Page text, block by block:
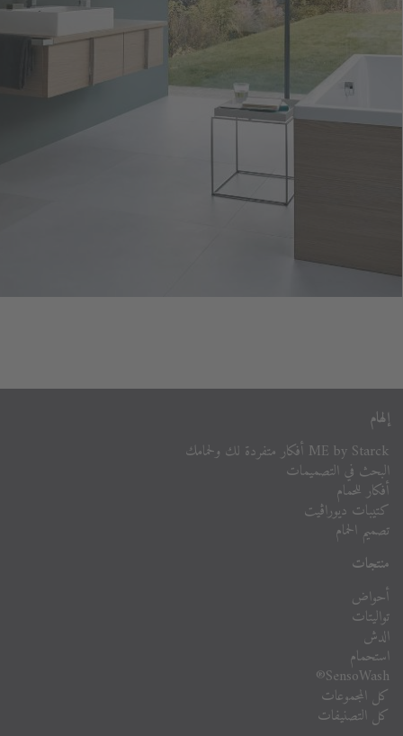
إلهام
ME by Starck أفكار متفردة لك ولحمامك
البحث في التصميمات
أفكار للحمام
كتيبات ديوراڨيت
تصميم الحمام
منتجات
أحواض
تواليتات
الدش
استحمام
SensoWash®
كل المجموعات
كل التصنيفات